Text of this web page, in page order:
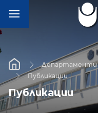
Департаменти
Публикации
Публикации